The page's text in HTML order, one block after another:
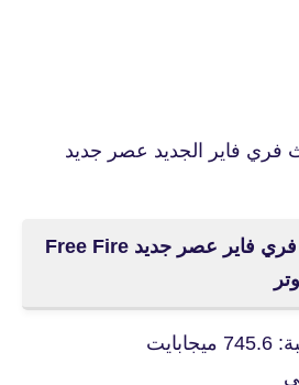
فري فاير الجديد عصر جديد
معلومات عن لعبة فري فاير عصر جديد Free Fire